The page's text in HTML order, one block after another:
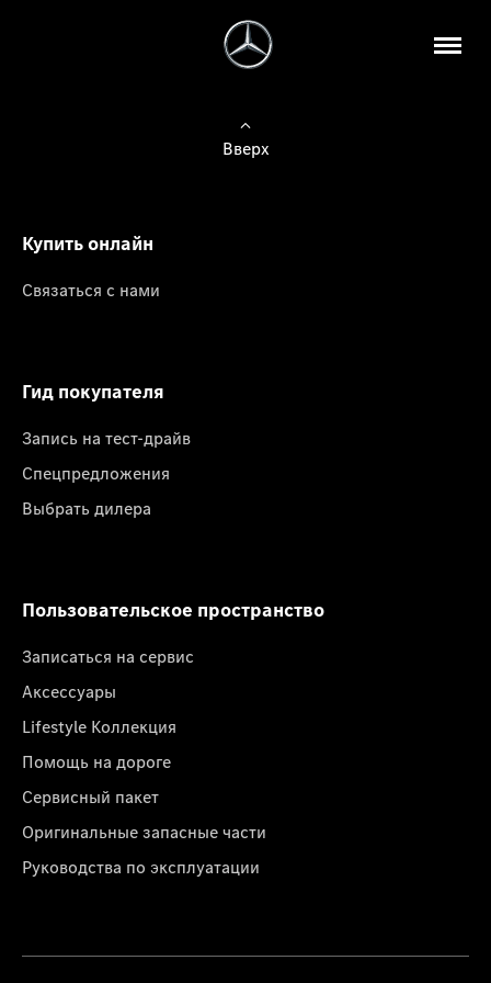
Вверх
Купить онлайн
Связаться с нами
Гид покупателя
Запись на тест-драйв
Спецпредложения
Выбрать дилера
Пользовательское пространство
Записаться на сервис
Аксессуары
Lifestyle Коллекция
Помощь на дороге
Сервисный пакет
Оригинальные запасные части
Руководства по эксплуатации